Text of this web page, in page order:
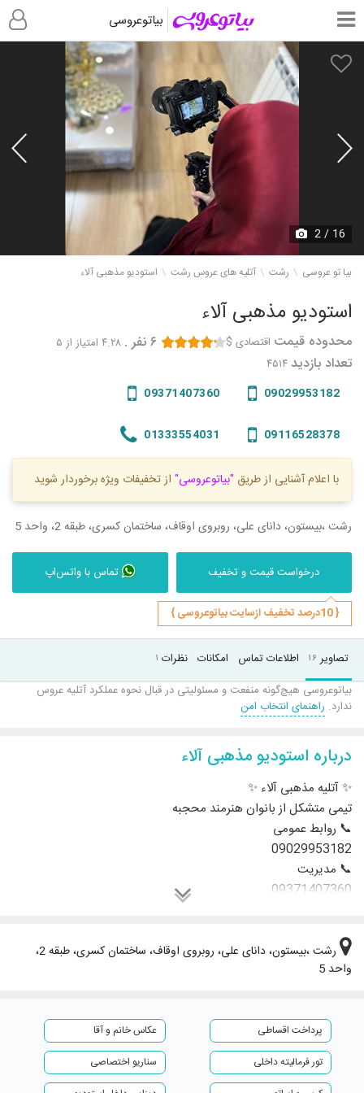
بیاتوعروسی
2/ 16
آتلیه عروس رشت
استودیو مذهبی آلاء
محدوده قیمت اقتصادی $ ۶نفر. ۴.۲۸ امتیاز از ۵
تعداد بازدید۴۵۱۴
09029953182
09371407360
09116528378
01333554031
با اعلام آشنایی از طریق "بیاتوعروسی" از تخفیفات ویژه برخوردار شوید
رشت ،بیستون، دانای علی، روبروی اوقاف، ساختمان کسری، طبقه 2، واحد 5
درخواست قیمت و تخفیف تماس با واتس‌اپ
{ 10درصد تخفیف ازسایت بیاتوعروسی }
بیا تو عروسی رشت آتلیه های عروس رشت استودیو مذهبی آلاء
تصاویر ۱۶ اطلاعات تماس امکانات نظرات ۱
درباره استودیو مذهبی آلاء
✨ آتلیه مذهبی آلاء ✨
تیمی متشکل از بانوان هنرمند محجبه
📞 روابط عمومی
09029953182
📞 مدیریت
09371407360
🔻رشت، بیستون ، جنب مقبره دانای علی، روبروی اوقاف، طبقه 2 واحد
5
همین حالا عضو شوید 👇👇👇
رشت ،بیستون، دانای علی، روبروی اوقاف، ساختمان کسری، طبقه 2،
واحد 5
پرداخت اقساطی
عکاس خانم و آقا
تور فرمالیته داخلی
سناریو اختصاصی
بیاتوعروسی هیچ‌گونه منفعت و مسئولیتی در قبال نحوه عملکرد آتلیه عروس
ندارد. راهنمای انتخاب امن